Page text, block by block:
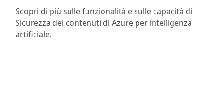
Scopri di più sulle funzionalità e sulle capacità di
Sicurezza dei contenuti di Azure per intelligenza
artificiale.